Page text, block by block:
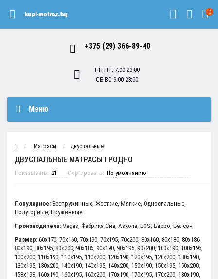
0
+375 (29) 366-89-40
ПН-ПТ: 7:00-23:00
СБ-ВС 9:00-23:00
Меню
Матрасы Двуспальные
ДВУСПАЛЬНЫЕ МАТРАСЫ ГРОДНО
Показывать: Сортировать:
Популярное: Беспружинные, Жесткие, Мягкие, Односпальные,
Полуторные, Пружинные
Производители: Vegas, Фабрика Сна, Askona, EOS, Барро, Белсон
Размер: 60x170, 70x160, 70x190, 70x195, 70x200, 80x160, 80x180, 80x186,
80x190, 80x195, 80x200, 90x186, 90x190, 90x195, 90x200, 100x190, 100x195,
100x200, 110x190, 110x195, 110x200, 120x190, 120x195, 120x200, 130x190,
130x195, 130x200, 140x190, 140x195, 140x200, 150x190, 150x195, 150x200,
158x198, 160x190, 160x195, 160x200, 170x190, 170x195, 170x200, 180x190,